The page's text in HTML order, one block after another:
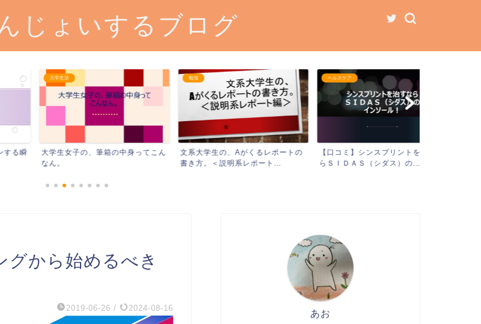
じょいするブログ
大学生活
大学生女子の、筆箱の中身ってこん
文系大学生の、Aがくるレポートの
書き方。＜説明系レポート...
ヘルスケア
【口コミ】シンスプリントを治すな
らＳＩＤＡＳ（シダス）の...
グから始めるべき
2019-06-26 / 2024-08-16
あお